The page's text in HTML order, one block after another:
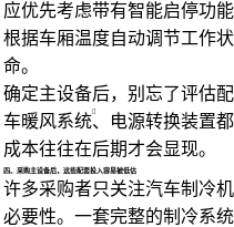
应优先考虑带有智能启停功
根据车厢温度自动调节工作
命。
确定主设备后，别忘了评估
车暖风系统、电源转换装置
成本往往在后期才会显现。
四、采购主设备后，这些配套投入容易被低估
许多采购者只关注汽车制冷
必要性。一套完整的制冷系